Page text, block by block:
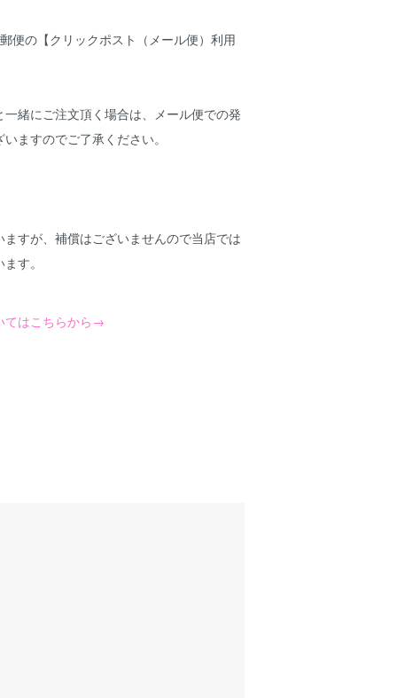
便の 【クリックポスト（メール便）利用
緒にご注文頂く場合は、メール便での発
ますのでご了承ください。
すが、補償はございませんので当店では
す。
てはこちらから→